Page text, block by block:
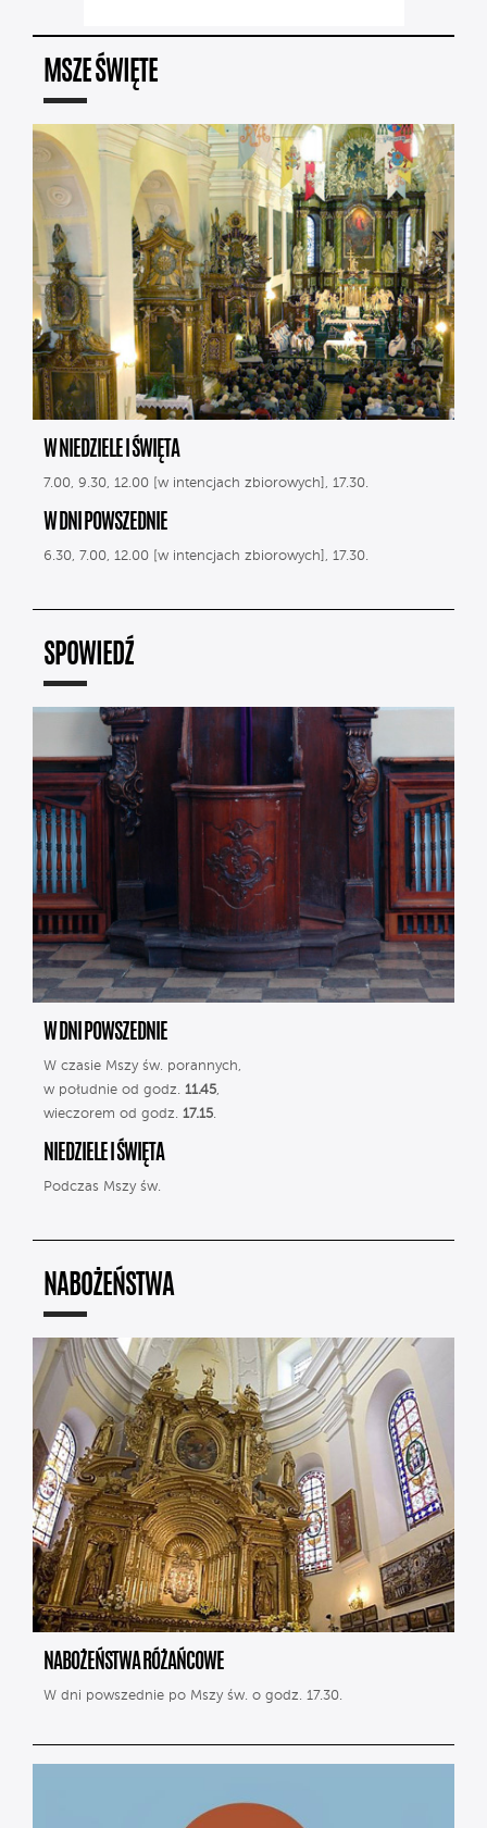
MSZE ŚWIĘTE
W NIEDZIELE I ŚWIĘTA
7.00, 9.30, 12.00 [w intencjach zbiorowych], 17.30.
W DNI POWSZEDNIE
6.30, 7.00, 12.00 [w intencjach zbiorowych], 17.30.
SPOWIEDŹ
W DNI POWSZEDNIE
W czasie Mszy św. porannych,
w południe od godz. 11.45
wieczorem od godz. 17.15
NIEDZIELE I ŚWIĘTA
Podczas Mszy św.
NABOŻEŃSTWA
NABOŻEŃSTWA RÓŻAŃCOWE
W dni powszednie po Mszy św. o godz. 17.30.